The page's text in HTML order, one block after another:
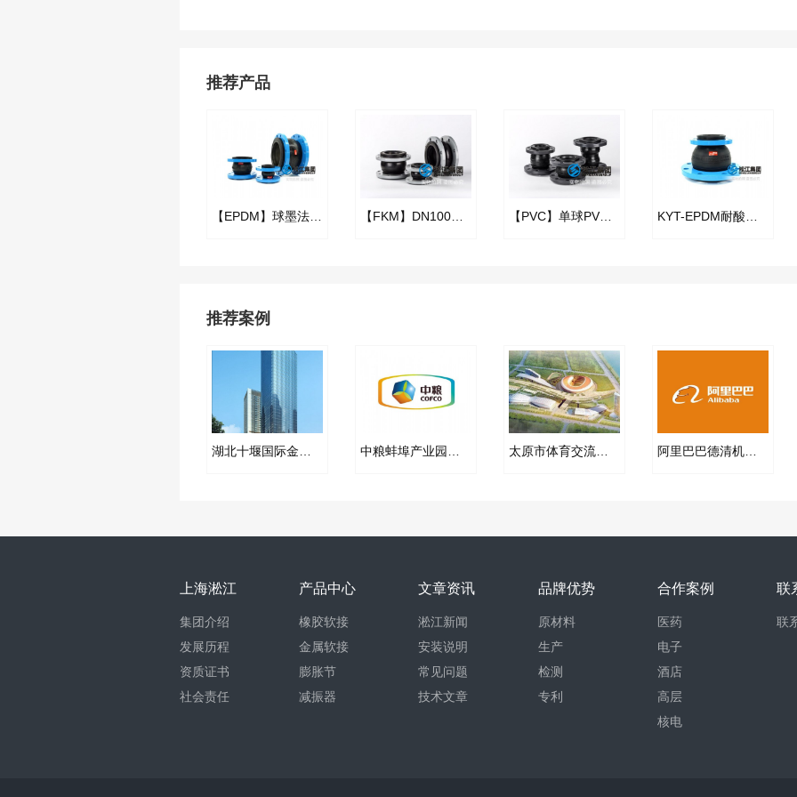
推荐产品
【FKM】DN100氟橡胶挠性接管 【PVC】单球PVC法兰橡胶接头
推荐案例
湖北十堰国际金融中心弹簧减振器项目案例 中粮蚌埠产业园橡胶软接头案例 太原市体育交流中心供热BOT项目KQJZ型空气减振器案例 阿里巴巴德清机房金属软接头项目案例
上海淞江
集团介绍
发展历程
资质证书
社会责任
产品中心
橡胶软接
金属软接
膨胀节
减振器
文章资讯
淞江新闻
安装说明
常见问题
技术文章
品牌优势
原材料
生产
检测
专利
合作案例
医药
电子
酒店
高层
核电
联
联